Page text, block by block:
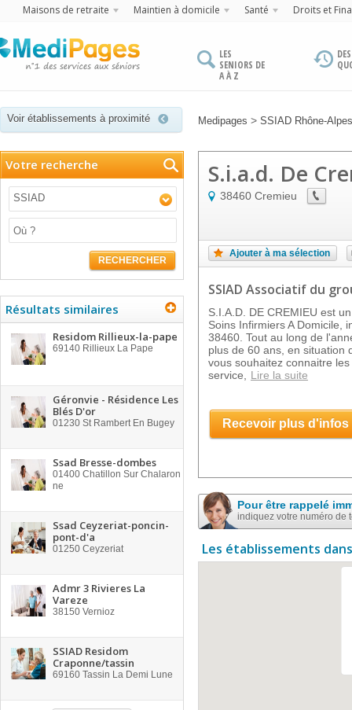
Maisons de retraite Maintien à domicile Santé Droits et
LES
SENIORS DE
A À Z
Voir établissements à proximité Medipages > SSIAD Rhône-Alpes
Votre recherche
SSIAD
RECHERCHER
Résultats similaires
Residom Rillieux-la-pape
69140 Rillieux La Pape
Géronvie - Résidence Les
Blés D'or
01230 St Rambert En Bugey
Ssad Bresse-dombes
01400 Chatillon Sur Chalaron
ne
Ssad Ceyzeriat-poncin-
pont-d'a
01250 Ceyzeriat
Admr 3 Rivieres La
Vareze
38150 Vernioz
SSIAD Residom
Craponne/tassin
69160 Tassin La Demi Lune
S.i.a.d. De
38460 Cremieu
Ajouter à ma sélection
SSIAD Associatif du
S.I.A.D. DE CREMIEU est
Soins Infirmiers A Domicile,
38460. Tout au long de
plus de 60 ans, en situation
vous souhaitez connaitre
service,
Lire la suite
Recevoir plus d'infos
Pour être rappelé
indiquez votre numéro de
Les établissements